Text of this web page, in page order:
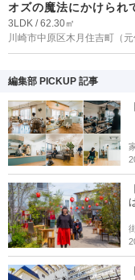
オズの魔法にかけられ
3LDK / 62.30㎡
川崎市中原区木月住吉町 （
編集部 PICKUP 記事